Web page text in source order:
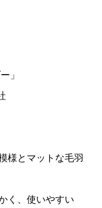
」
様とマットな毛羽
く、使いやすい